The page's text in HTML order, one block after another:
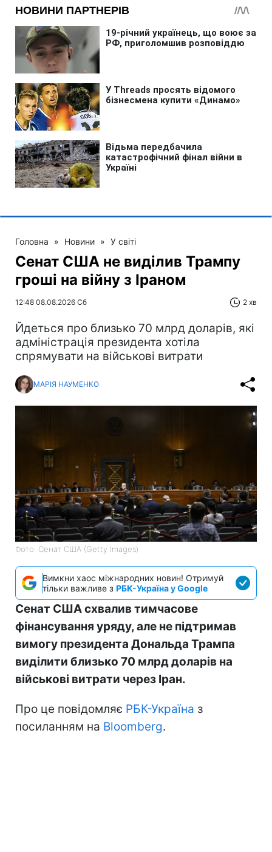
Головна » Новини » У світі
Сенат США не виділив Трампу
гроші на війну з Іраном
12:48 08.08.2026 Сб 2 хв
Йдеться про близько 70 млрд доларів, які
адміністрація президента хотіла
спрямувати на військові витрати
МАРІЯ НАУМЕНКО
Фото: Сенат США (Getty Images)
Вимкни хаос міжнародних новин! Отримуй
тільки важливе з РБК-Україна у Google
Сенат США схвалив тимчасове
фінансування уряду, але не підтримав
вимогу президента Дональда Трампа
виділити близько 70 млрд доларів на
військові витрати через Іран.
Про це повідомляє РБК-Україна з
посиланням на Bloomberg.